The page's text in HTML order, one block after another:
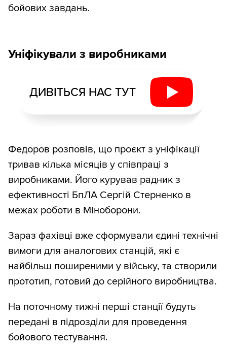
бойових завдань.
Уніфікували з виробниками
ДИВІТЬСЯ НАС ТУТ
Федоров розповів, що проєкт з уніфікації
тривав кілька місяців у співпраці з
виробниками. Його курував радник з
ефективності БпЛА Сергій Стерненко в
межах роботи в Міноборони.
Зараз фахівці вже сформували єдині технічні
вимоги для аналогових станцій, які є
найбільш поширеними у війську, та створили
прототип, готовий до серійного виробництва.
На поточному тижні перші станції будуть
передані в підрозділи для проведення
бойового тестування.